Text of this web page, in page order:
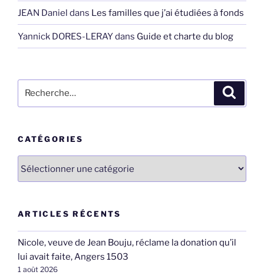
JEAN Daniel dans Les familles que j’ai étudiées à fonds
Yannick DORES-LERAYdans Guide et charte du blog
pour
CATÉGORIES
ARTICLES RÉCENTS
Nicole, veuve de Jean Bouju, réclame la donation qu’il
lui avait faite, Angers 1503
1 août 2026